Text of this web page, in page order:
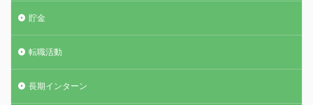
貯金
転職活動
長期インターン